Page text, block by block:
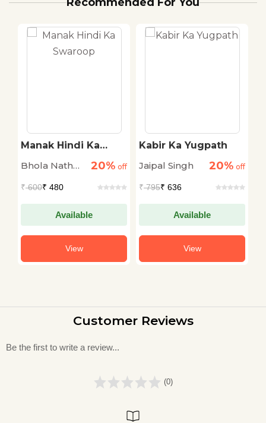
Manak Hindi Ka
Bhola Nath
20% off
₹600₹ 480
Available
View
Kabir Ka Yugpath
Jaipal Singh
20% off
₹795₹ 636
Available
View
Customer Reviews
Be the first to write a review...
(0)